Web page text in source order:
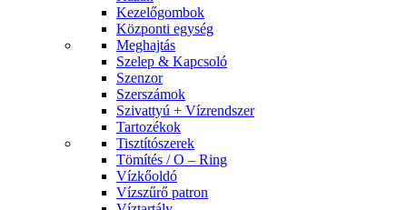
Kezelőgombok
Központi egység
Meghajtás
Szelep & Kapcsoló
Szenzor
Szerszámok
Szivattyú + Vízrendszer
Tartozékok
Tisztítószerek
Tömítés / O – Ring
Vízkőoldó
Vízszűrő patron